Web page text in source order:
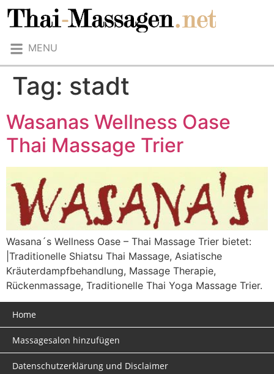
MENU
Tag: stadt
Wasanas Wellness Oase
Thai Massage Trier
Wasana´s Wellness Oase – Thai Massage Trier bietet:
|Traditionelle Shiatsu Thai Massage, Asiatische
Kräuterdampfbehandlung, Massage Therapie,
Rückenmassage, Traditionelle Thai Yoga Massage Trier.
Home
Massagesalon hinzufügen
Datenschutzerklärung und Disclaimer